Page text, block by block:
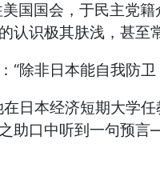
国会，于民主党籍
认识极其肤浅，甚至
非日本能自我防卫
本经济短期大学任
助口中听到一句预